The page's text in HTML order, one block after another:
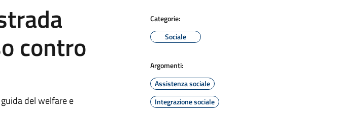
contro
del welfare e
Categorie:
Sociale
Argomenti:
Assistenza sociale
Integrazione sociale